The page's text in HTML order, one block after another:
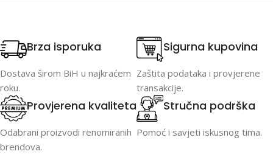
Brza isporuka
Dostava širom BiH u najkraćem
roku.
Sigurna kupovina
Zaštita podataka i provjerene
transakcije.
Provjerena kvaliteta
Odabrani proizvodi renomiranih
brendova.
Stručna podrška
Pomoć i savjeti iskusnog tima.